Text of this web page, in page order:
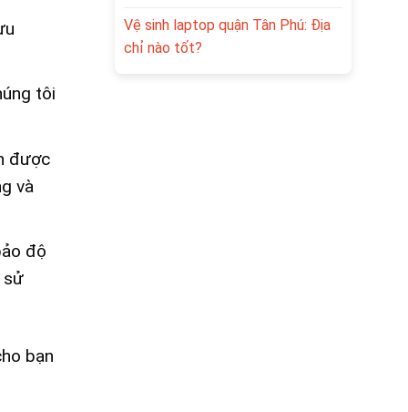
tôi
được
và
độ
sử
bạn
Vệ sinh laptop quận Tân Phú: Địa
chỉ nào tốt?